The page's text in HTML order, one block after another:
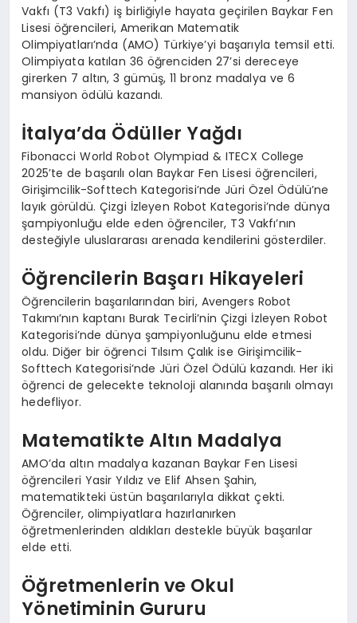
Vakfı (T3 Vakfı) iş birliğiyle hayata geçirilen Baykar Fen
Lisesi öğrencileri, Amerikan Matematik
Olimpiyatları’nda (AMO) Türkiye’yi başarıyla temsil etti.
Olimpiyata katılan 36 öğrenciden 27’si dereceye
girerken 7 altın, 3 gümüş, 11 bronz madalya ve 6
mansiyon ödülü kazandı.
İtalya’da Ödüller Yağdı
Fibonacci World Robot Olympiad & ITECX College
2025’te de başarılı olan Baykar Fen Lisesi öğrencileri,
Girişimcilik-Softtech Kategorisi’nde Jüri Özel Ödülü’ne
layık görüldü. Çizgi İzleyen Robot Kategorisi’nde dünya
şampiyonluğu elde eden öğrenciler, T3 Vakfı’nın
desteğiyle uluslararası arenada kendilerini gösterdiler.
Öğrencilerin Başarı Hikayeleri
Öğrencilerin başarılarından biri, Avengers Robot
Takımı’nın kaptanı Burak Tecirli’nin Çizgi İzleyen Robot
Kategorisi’nde dünya şampiyonluğunu elde etmesi
oldu. Diğer bir öğrenci Tılsım Çalık ise Girişimcilik-
Softtech Kategorisi’nde Jüri Özel Ödülü kazandı. Her iki
öğrenci de gelecekte teknoloji alanında başarılı olmayı
hedefliyor.
Matematikte Altın Madalya
AMO’da altın madalya kazanan Baykar Fen Lisesi
öğrencileri Yasir Yıldız ve Elif Ahsen Şahin,
matematikteki üstün başarılarıyla dikkat çekti.
Öğrenciler, olimpiyatlara hazırlanırken
öğretmenlerinden aldıkları destekle büyük başarılar
elde etti.
Öğretmenlerin ve Okul
Yönetiminin Gururu